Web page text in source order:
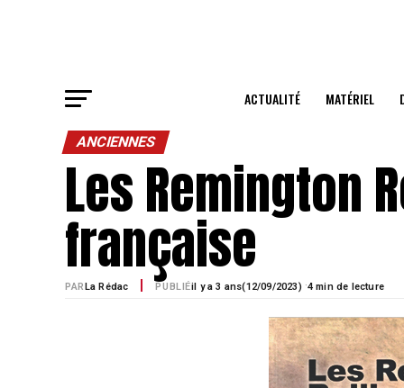
ACTUALITÉ MATÉRIEL
ANCIENNES
Les Remington
française
PUBLIÉil y a 3 ans 12/09/2023)·4 min de lecture
PARLa Rédac